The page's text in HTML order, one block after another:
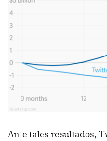
Ante tales resultados,